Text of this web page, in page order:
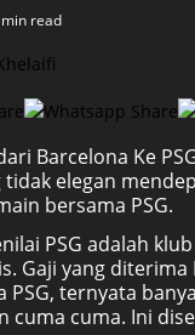
read
Barcelona Ke
elegan
bersama PSG.
PSG adalah
Gaji yang
ternyata
cuma cuma. Ini